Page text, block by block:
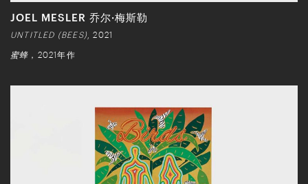
JOEL MESLER 乔尔·梅斯勒
UNTITLED (BEES) , 2021
蜜蜂 ，2021年作